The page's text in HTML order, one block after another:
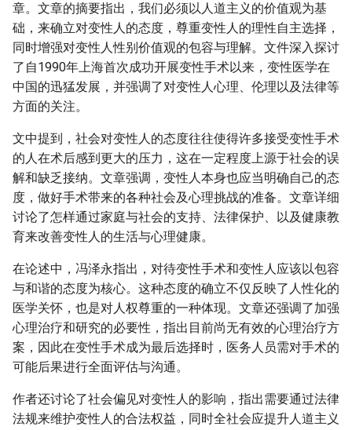
章。文章的摘要指出，我们必须以人道主义的价值观为基
础，来确立对变性人的态度，尊重变性人的理性自主选择，
同时增强对变性人性别价值观的包容与理解。文件深入探讨
了自1990年上海首次成功开展变性手术以来，变性医学在
中国的迅猛发展，并强调了对变性人心理、伦理以及法律等
方面的关注。
文中提到，社会对变性人的态度往往使得许多接受变性手术
的人在术后感到更大的压力，这在一定程度上源于社会的误
解和缺乏接纳。文章强调，变性人本身也应当明确自己的态
度，做好手术带来的各种社会及心理挑战的准备。文章详细
讨论了怎样通过家庭与社会的支持、法律保护、以及健康教
育来改善变性人的生活与心理健康。
在论述中，冯泽永指出，对待变性手术和变性人应该以包容
与和谐的态度为核心。这种态度的确立不仅反映了人性化的
医学关怀，也是对人权尊重的一种体现。文章还强调了加强
心理治疗和研究的必要性，指出目前尚无有效的心理治疗方
案，因此在变性手术成为最后选择时，医务人员需对手术的
可能后果进行全面评估与沟通。
作者还讨论了社会偏见对变性人的影响，指出需要通过法律
法规来维护变性人的合法权益，同时全社会应提升人道主义